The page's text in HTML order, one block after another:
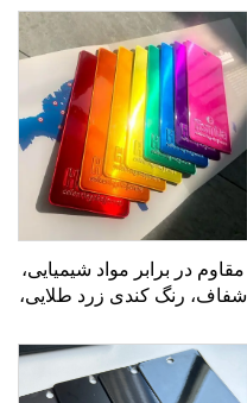
مقاوم در برابر مواد شیمیایی،
شفاف، رنگ کندی زرد طلایی،
پلی‌استر، تولیدکننده در چین